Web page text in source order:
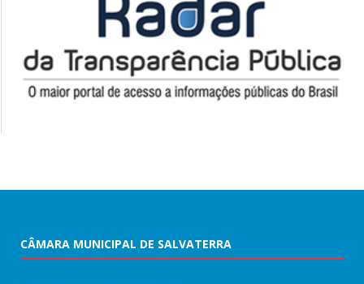
CÂMARA MUNICIPAL DE SALVATERRA